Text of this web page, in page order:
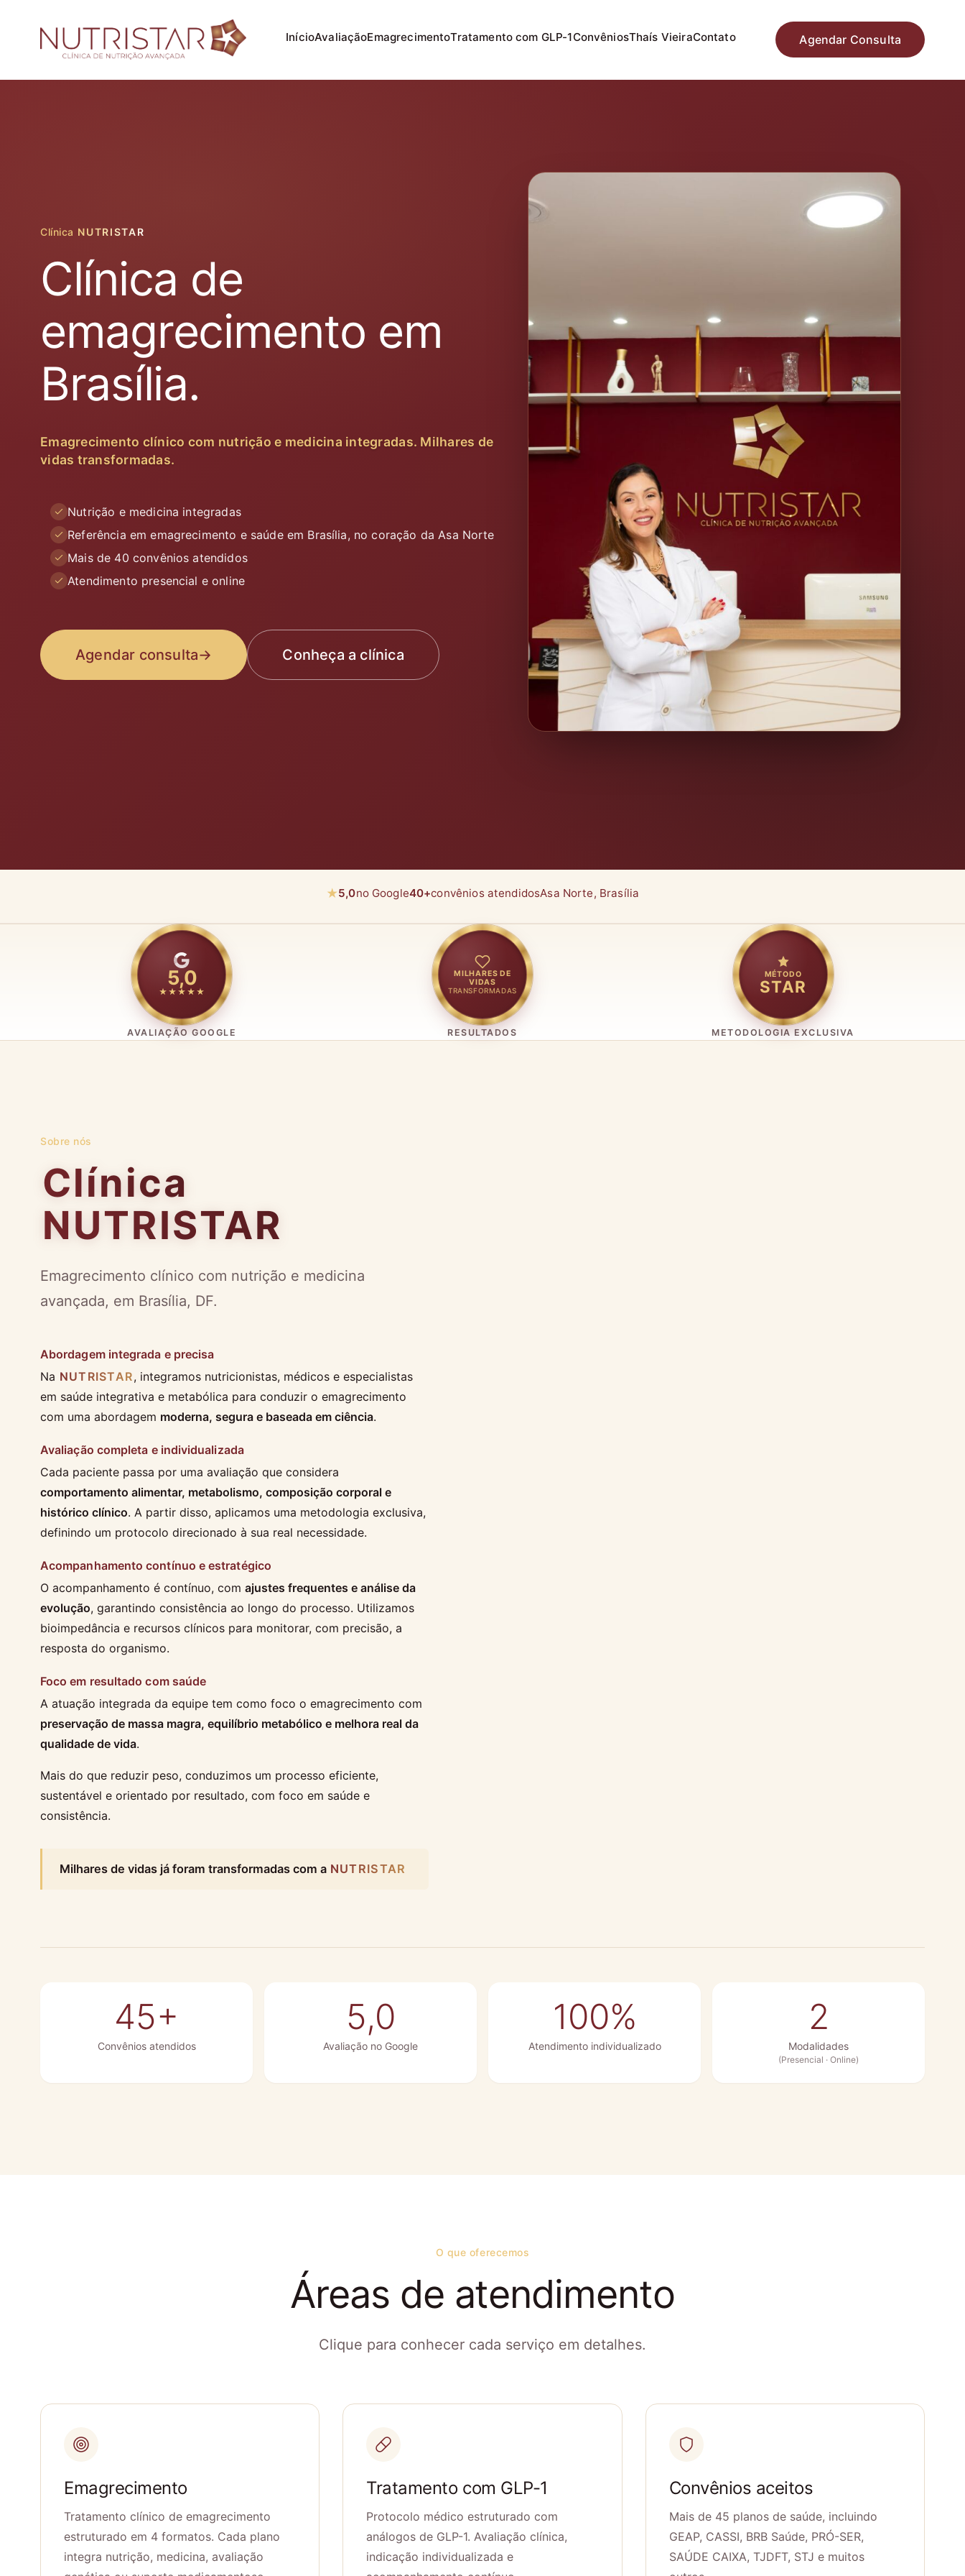
InícioAvaliaçãoEmagrecimentoTratamento com GLP-1ConvêniosThaís VieiraContato Agendar Consulta
Clínica NUTRISTAR
Clínica de
emagrecimento em
Brasília.
Emagrecimento clínico com nutrição e medicina integradas. Milhares de
vidas transformadas.
Nutrição e medicina integradas
Referência em emagrecimento e saúde em Brasília, no coração da Asa Norte
Mais de 40 convênios atendidos
Atendimento presencial e online
Agendar consulta→ Conheça a clínica
★5,0no Google40+convênios atendidosAsa Norte, Brasília
5,0
★★★★★
AVALIAÇÃO GOOGLE
MILHARES DE
VIDAS
TRANSFORMADAS
RESULTADOS
MÉTODO
STAR
METODOLOGIA EXCLUSIVA
Sobre nós
Clínica
NUTRISTAR
Emagrecimento clínico com nutrição e medicina
avançada, em Brasília, DF.
Abordagem integrada e precisa
Na NUTRISTAR, integramos nutricionistas, médicos e especialistas
em saúde integrativa e metabólica para conduzir o emagrecimento
com uma abordagem moderna, segura e baseada em ciência.
Avaliação completa e individualizada
Cada paciente passa por uma avaliação que considera
comportamento alimentar, metabolismo, composição corporal e
histórico clínico. A partir disso, aplicamos uma metodologia exclusiva,
definindo um protocolo direcionado à sua real necessidade.
Acompanhamento contínuo e estratégico
O acompanhamento é contínuo, com ajustes frequentes e análise da
evolução, garantindo consistência ao longo do processo. Utilizamos
bioimpedância e recursos clínicos para monitorar, com precisão, a
resposta do organismo.
Foco em resultado com saúde
A atuação integrada da equipe tem como foco o emagrecimento com
preservação de massa magra, equilíbrio metabólico e melhora real da
qualidade de vida.
Mais do que reduzir peso, conduzimos um processo eficiente,
sustentável e orientado por resultado, com foco em saúde e
consistência.
Milhares de vidas já foram transformadas com a NUTRISTAR
45+
Convênios atendidos
5,0
Avaliação no Google
100%
Atendimento individualizado
2
Modalidades
(Presencial · Online)
O que oferecemos
Áreas de atendimento
Clique para conhecer cada serviço em detalhes.
Emagrecimento
Tratamento clínico de emagrecimento
estruturado em 4 formatos. Cada plano
integra nutrição, medicina, avaliação
Tratamento com GLP-1
Protocolo médico estruturado com
análogos de GLP-1. Avaliação clínica,
indicação individualizada e
Convênios aceitos
Mais de 45 planos de saúde, incluindo
GEAP, CASSI, BRB Saúde, PRÓ-SER,
SAÚDE CAIXA, TJDFT, STJ e muitos